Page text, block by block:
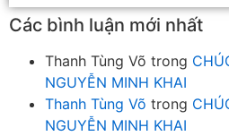
Các bình luận mới nhất
Thanh Tùng Võ trong
NGUYỄN MINH KHAI
Thanh Tùng Võ trong
NGUYỄN MINH KHAI